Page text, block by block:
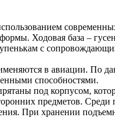
Ходовая база –
с
в авиации. По
способностями.
под корпусом,
предметов.
При хранении